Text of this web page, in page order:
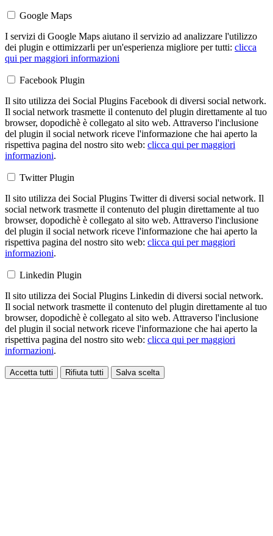
Google Maps
I servizi di Google Maps aiutano il servizio ad analizzare l'utilizzo
dei plugin e ottimizzarli per un'esperienza migliore per tutti: clicca
qui per maggiori informazioni
Facebook Plugin
Il sito utilizza dei Social Plugins Facebook di diversi social network.
Il social network trasmette il contenuto del plugin direttamente al tuo
browser, dopodichè è collegato al sito web. Attraverso l'inclusione
del plugin il social network riceve l'informazione che hai aperto la
rispettiva pagina del nostro sito web: clicca qui per maggiori
informazioni.
Twitter Plugin
Il sito utilizza dei Social Plugins Twitter di diversi social network. Il
social network trasmette il contenuto del plugin direttamente al tuo
browser, dopodichè è collegato al sito web. Attraverso l'inclusione
del plugin il social network riceve l'informazione che hai aperto la
rispettiva pagina del nostro sito web: clicca qui per maggiori
informazioni.
Linkedin Plugin
Il sito utilizza dei Social Plugins Linkedin di diversi social network.
Il social network trasmette il contenuto del plugin direttamente al tuo
browser, dopodichè è collegato al sito web. Attraverso l'inclusione
del plugin il social network riceve l'informazione che hai aperto la
rispettiva pagina del nostro sito web: clicca qui per maggiori
informazioni.
Accetta tutti Rifiuta tutti Salva scelta